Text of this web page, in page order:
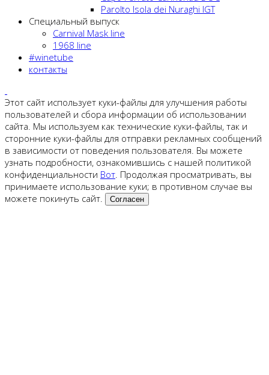
Parolto Isola dei Nuraghi IGT
Специальный выпуск
Carnival Mask line
1968 line
#winetube
контакты
Этот сайт использует куки-файлы для улучшения работы
пользователей и сбора информации об использовании
сайта. Мы используем как технические куки-файлы, так и
сторонние куки-файлы для отправки рекламных сообщений
в зависимости от поведения пользователя. Вы можете
узнать подробности, ознакомившись с нашей политикой
конфиденциальности Вот. Продолжая просматривать, вы
принимаете использование куки; в противном случае вы
можете покинуть сайт.
Согласен